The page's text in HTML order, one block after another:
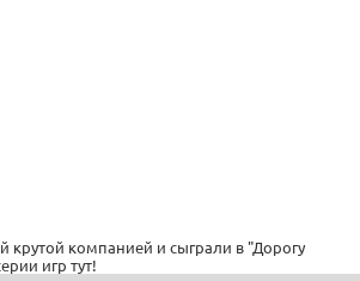
крутой компанией и сыграли в "Дорогу
игр тут!